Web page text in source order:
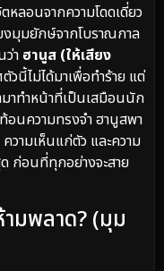
ลอนจากความโดดเดี่ยว
มุมยักษ์จากโบราณกาล
ว่า ฮานูส (ให้เสียง
วนี้ไม่ได้มาเพื่อทำร้าย แต่
าทำหน้าที่เป็นเสมือนนัก
อนความทรงจำ ฮานูสพา
วามเห็นแก่ตัว และความ
ก่อนที่ทุกอย่างจะสาย
มพลาด? (มุม